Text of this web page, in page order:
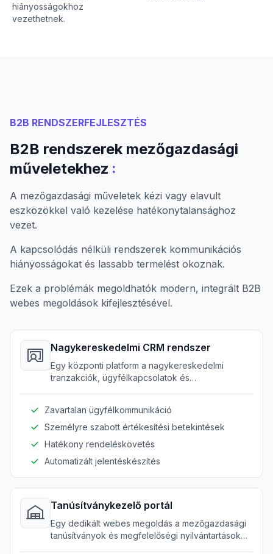
hiányosságokhoz
vezethetnek.
B2B RENDSZERFEJLESZTÉS
B2B rendszerek mezőgazdasági
műveletekhez :
A mezőgazdasági műveletek kézi vagy elavult
eszközökkel való kezelése hatékonytalansághoz
vezet.
A kapcsolódás nélküli rendszerek kommunikációs
hiányosságokat és lassabb termelést okoznak.
Ezek a problémák megoldhatók modern, integrált B2B
webes megoldások kifejlesztésével.
Nagykereskedelmi CRM rendszer
Egy központi platform a nagykereskedelmi
tranzakciók, ügyfélkapcsolatok és
Zavartalan ügyfélkommunikáció
Személyre szabott értékesítési betekintések
Hatékony rendeléskövetés
Automatizált jelentéskészítés
Tanúsítványkezelő portál
Egy dedikált webes megoldás a mezőgazdasági
tanúsítványok és megfelelőségi nyilvántartások